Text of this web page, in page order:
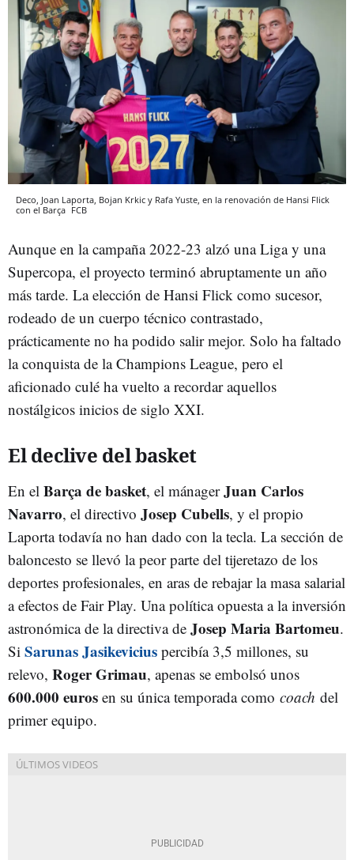
Deco, Joan Laporta, Bojan Krkic y Rafa Yuste, en la renovación de Hansi Flick
con el Barça FCB
Aunque en la campaña 2022-23 alzó una Liga y una
Supercopa, el proyecto terminó abruptamente un año
más tarde. La elección de Hansi Flick como sucesor,
rodeado de un cuerpo técnico contrastado,
prácticamente no ha podido salir mejor. Solo ha faltado
la conquista de la Champions League, pero el
aficionado culé ha vuelto a recordar aquellos
nostálgicos inicios de siglo XXI.
El declive del basket
En el Barça de basket, el mánagerJuan Carlos
Navarro, el directivo Josep Cubells, y el propio
Laporta todavía no han dado con la tecla. La sección de
baloncesto se llevó la peor parte del tijeretazo de los
deportes profesionales, en aras de rebajar la masa salarial
a efectos de Fair Play. Una política opuesta a la inversión
astronómica de la directiva de Josep Maria Bartomeu.
Si Sarunas Jasikevicius percibía 3,5 millones, su
relevo, Roger Grimau, apenas se embolsó unos
600.000 euros en su única temporada como coach del
primer equipo.